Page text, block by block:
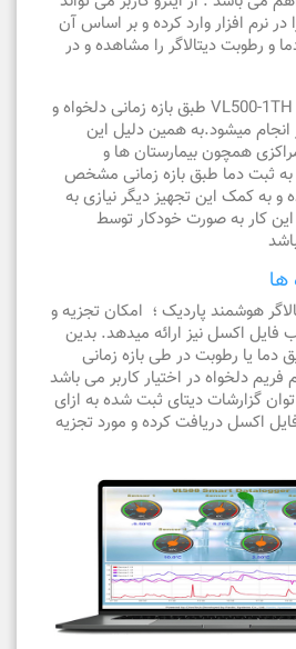
در نرم افزار وارد کرده و بر اساس آن
و رطوبت دیتالاگر را مشاهده و در
نمونه برداری در دیتالاگر VL500-1TH طبق بازه زمانی دلخواه و
انجام میشود.به همین دلیل این
همچون بیمارستان ها و
به ثبت دما طبق بازه زمانی مشخص
و به کمک این تجهیز دیگر نیازی به
کار به صورت خودکار توسط
ها
هوشمند پاردیک ؛ امکان تجزیه و
فایل اکسل نیز ارائه میدهد. بدین
دما یا رطوبت در طی بازه زمانی
دلخواه در اختیار کاربر می باشد
گزارشات دیتای ثبت شده به ازای
اکسل دریافت کرده و مورد تجزیه